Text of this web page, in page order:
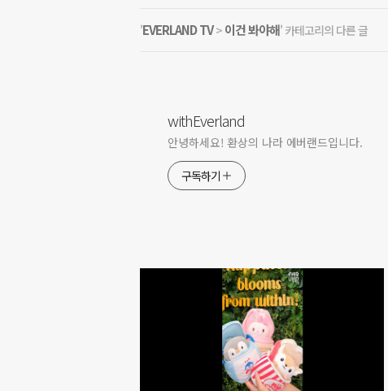
'EVERLAND TV> 이건 봐야해' 카테고리의 다른 글
withEverland
안녕하세요! 환상의 나라 에버랜드입니다.
구독하기